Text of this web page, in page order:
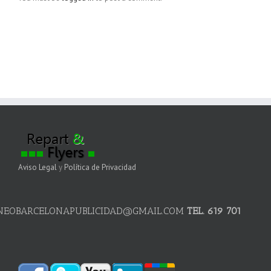
Aviso Legaly Política de Privacidad
TEL. 619 701